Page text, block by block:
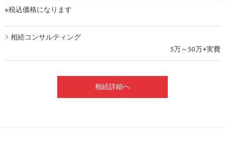
※税込価格になります
相続コンサルティング
5万～50万+実費
相続詳細へ